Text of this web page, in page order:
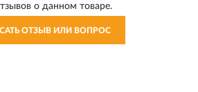
о данном товаре.
ОТЗЫВ ИЛИ ВОПРОС